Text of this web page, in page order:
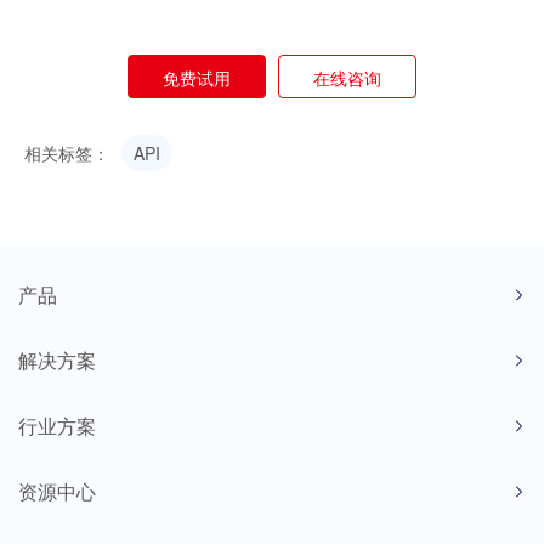
免费试用 在线咨询
相关标签： API
产品
解决方案
行业方案
资源中心